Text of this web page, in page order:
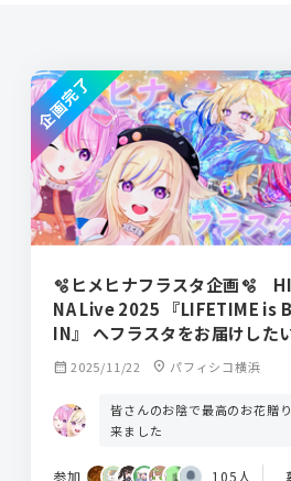
🫧ヒメヒナフラスタ企画🫧
NA Live 2025 『LIFETIME is
IN』 へフラスタをお届けした
calendar_month 2025/11/22 location_on パフィシコ横浜
皆さんのお陰で最高のお花贈
来ました
参加 105人
企画完了